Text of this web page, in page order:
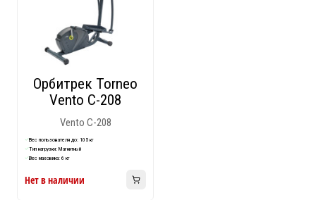
Орбитрек Torneo
Vento C-208
Vento C-208
Вес пользователя до: 105 кг
Тип нагрузки: Магнитный
Вес маховика: 6 кг
Нет в наличии